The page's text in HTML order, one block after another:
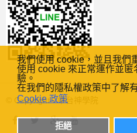
我們使用 cookie，並且我們
使用 cookie 來正常運作並
驗。
在我們的隱私權政策中了解
Cookie 政策
拒絕
© Copyright - 中台神學院